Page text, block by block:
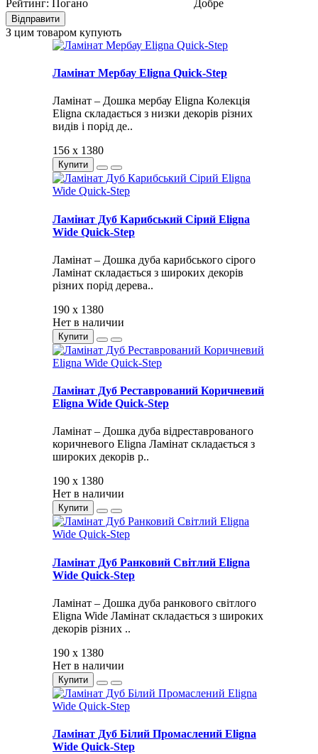
Рейтинг: Погано Добре
Відправити
З цим товаром купують
Ламінат Мербау Eligna Quick-Step
Ламінат – Дошка мербау Eligna Колекція
Eligna складається з низки декорів різних
видів і порід де..
156 x 1380
Купити
Ламінат Дуб Карибський Сірий Eligna
Wide Quick-Step
Ламінат – Дошка дуба карибського сірого
Ламінат складається з широких декорів
різних порід дерева..
190 x 1380
Нет в наличии
Купити
Ламінат Дуб Реставрований Коричневий
Eligna Wide Quick-Step
Ламінат – Дошка дуба відреставрованого
коричневого Eligna Ламінат складається з
широких декорів р..
190 x 1380
Нет в наличии
Купити
Ламінат Дуб Ранковий Світлий Eligna
Wide Quick-Step
Ламінат – Дошка дуба ранкового світлого
Eligna Wide Ламінат складається з широких
декорів різних ..
190 x 1380
Нет в наличии
Купити
Ламінат Дуб Білий Промаслений Eligna
Wide Quick-Step